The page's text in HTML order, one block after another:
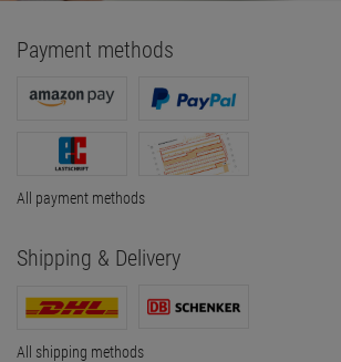
Payment methods
All payment methods
Shipping & Delivery
All shipping methods